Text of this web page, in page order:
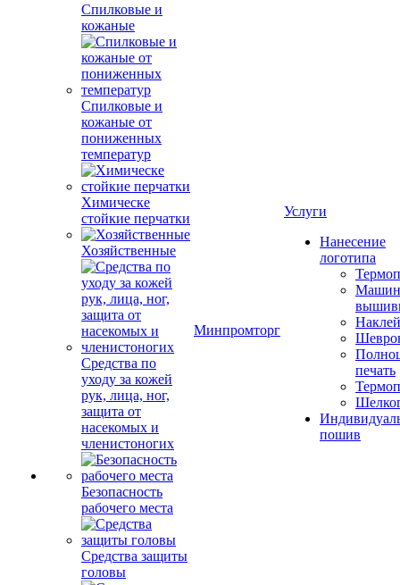
Спилковые и
кожаные
Спилковые и
кожаные от
пониженных
температур
Химическе
стойкие перчатки
Хозяйственные
Средства по
уходу за кожей
рук, лица, ног,
защита от
насекомых и
членистоногих
Безопасность
рабочего места
Средства защиты
головы
Минпромторг
Услуги
Нанесение
логотипа
печать
пошив